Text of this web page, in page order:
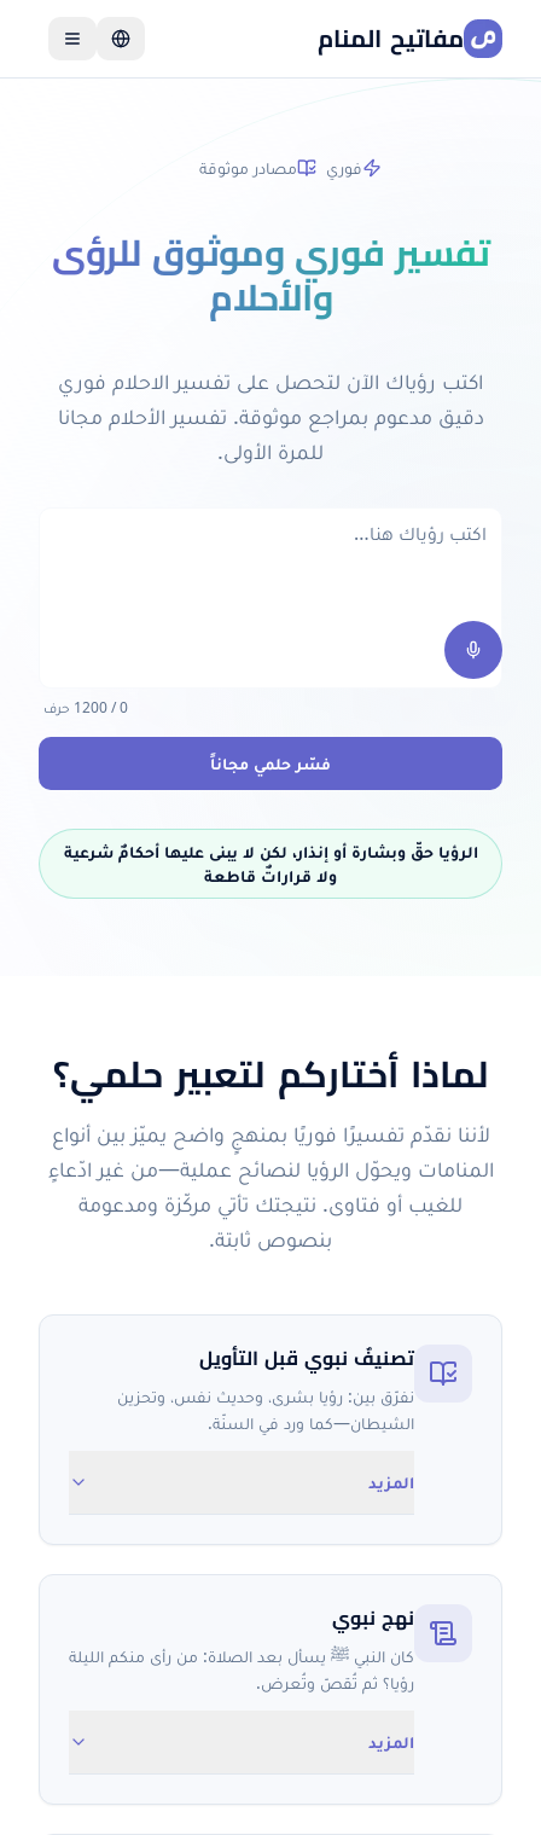
مفاتيح المنام اللغة
فوري مصادر موثوقة
تفسير فوري وموثوق للرؤى
والأحلام
اكتب رؤياك الآن لتحصل على تفسير الاحلام فوري
دقيق مدعوم بمراجع موثوقة. تفسير الأحلام مجانا
للمرة الأولى.
0
/ 1200 حرف
فسّر حلمي مجاناً
الرؤيا حقّ وبشارة أو إنذار، لكن لا يبنى عليها أحكامٌ شرعية
ولا قراراتٌ قاطعة
لماذا أختاركم لتعبير حلمي؟
لأننا نقدّم تفسيرًا فوريًا بمنهجٍ واضح يميّز بين أنواع
المنامات ويحوّل الرؤيا لنصائح عملية—من غير ادّعاءٍ
للغيب أو فتاوى. نتيجتك تأتي مركّزة ومدعومة
بنصوص ثابتة.
تصنيفٌ نبوي قبل التأويل
نفرّق بين: رؤيا بشرى، وحديث نفس، وتحزين
الشيطان—كما ورد في السنّة.
المزيد
نهج نبوي
كان النبي ﷺ يسأل بعد الصلاة: من رأى منكم الليلة
رؤيا؟ ثم تُقصّ وتُعرض.
المزيد